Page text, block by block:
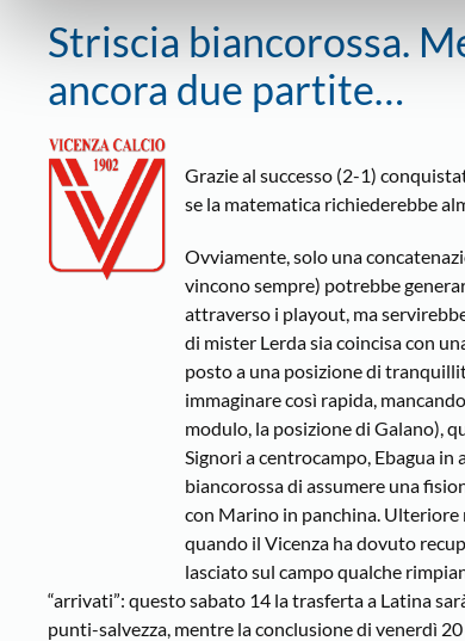
Striscia biancorossa.
ancora due partite…
Grazie al successo (2-1)
se la matematica richiederebbe
Ovviamente, solo una
vincono sempre) potrebbe
attraverso i playout, ma
di mister Lerda sia coincisa con
posto a una posizione di
immaginare così rapida,
modulo, la posizione di Galano),
Signori a centrocampo, Ebagua
biancorossa di assumere una
con Marino in panchina.
quando il Vicenza ha dovuto
lasciato sul campo qualche
“arrivati”: questo sabato 14 la trasferta a Latina
punti-salvezza, mentre la conclusione di venerdì